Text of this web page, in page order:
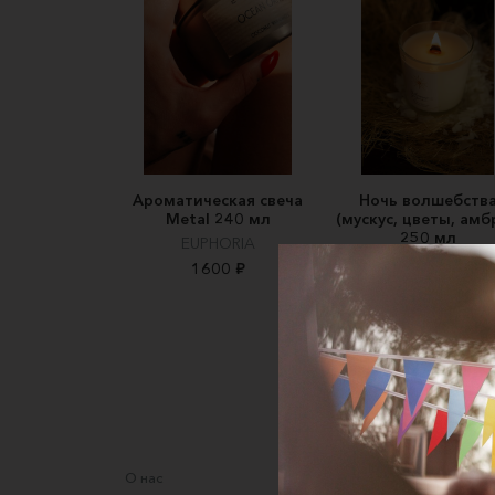
Ароматическая свеча
Metal 240 мл
EUPHORIA
1600 ₽
Ночь волшебства
(мускус, цветы,
250 мл
Internum Lumen
О нас